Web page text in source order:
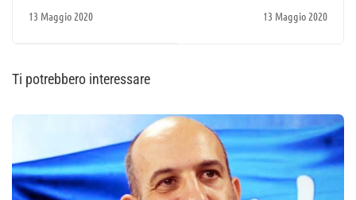
13 Maggio 2020 13 Maggio 2020
Ti potrebbero interessare